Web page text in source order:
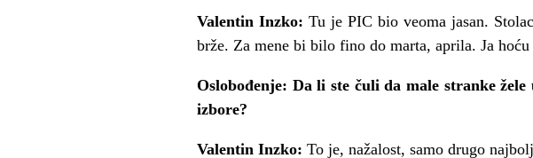
Valentin Inzko: Tu je PIC bio veoma jasan.
brže. Za mene bi bilo fino do marta, aprila. Ja hoću
Oslobođenje: Da li ste čuli da male stranke
izbore?
Valentin Inzko:To je, nažalost, samo drugo